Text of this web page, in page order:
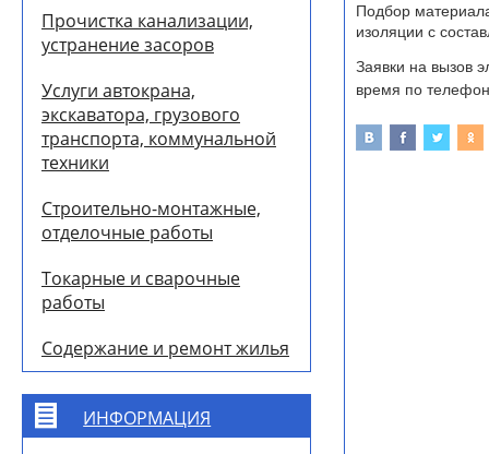
Прочистка канализации,
устранение засоров
Услуги автокрана,
экскаватора, грузового
транспорта, коммунальной
техники
Строительно-монтажные,
отделочные работы
Токарные и сварочные
работы
Содержание и ремонт жилья
ИНФОРМАЦИЯ
Подбор
изоляции с
Заявки на вызов
время по